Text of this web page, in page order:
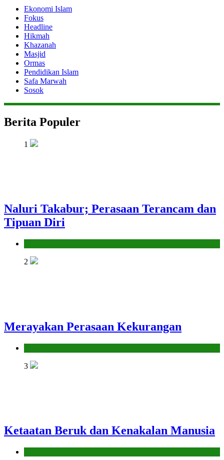
Ekonomi Islam
Fokus
Headline
Hikmah
Khazanah
Masjid
Ormas
Pendidikan Islam
Safa Marwah
Sosok
Berita Populer
1
Naluri Takabur; Perasaan Terancam dan
Tipuan Diri
2
Merayakan Perasaan Kekurangan
3
Ketaatan Beruk dan Kenakalan Manusia